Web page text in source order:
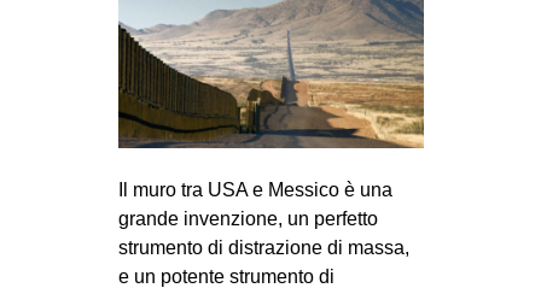
CINEMA
MANIFESTI
MUSICA
RECENSIONI
INTERNAZIONALE
AFRICA
AMERICHE
Il muro tra USA e Messico è una
grande invenzione, un perfetto
strumento di distrazione di massa,
e un potente strumento di